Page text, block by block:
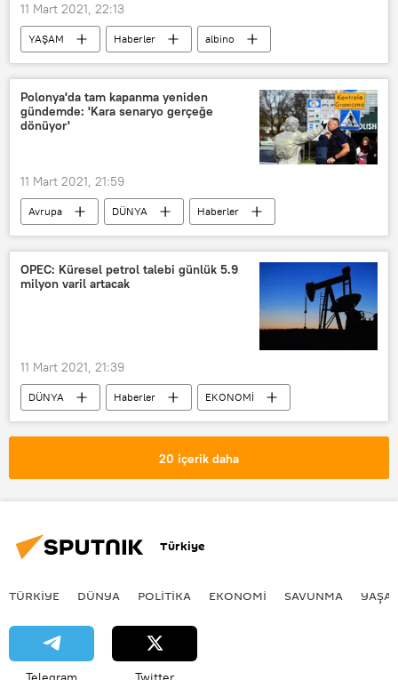
11 Mart 2021, 22:13
YAŞAM Haberler
albino
Avustralya
Kaplumbağa
Polonya'da tam kapanma yeniden
gündemde: 'Kara senaryo gerçeğe
dönüyor'
11 Mart 2021, 21:59
Avrupa DÜNYA
Haberler
KORONAVİRÜS
Polonya
Koronavirüs
vaka sayısı
kapanma
kapanma kararı
OPEC: Küresel petrol talebi günlük 5.9
milyon varil artacak
11 Mart 2021, 21:39
DÜNYA Haberler
EKONOMİ
Petrol İhraç Eden Ülkeler Örgütü (OPEC)
ekonomik toparlanma
Koronavirüs
Kovid-19
Petrol fiyatları
20 içerik daha
Türkiye
TÜRKIYE DÜNYA POLİTİKA EKONOMİ SAVUNMA